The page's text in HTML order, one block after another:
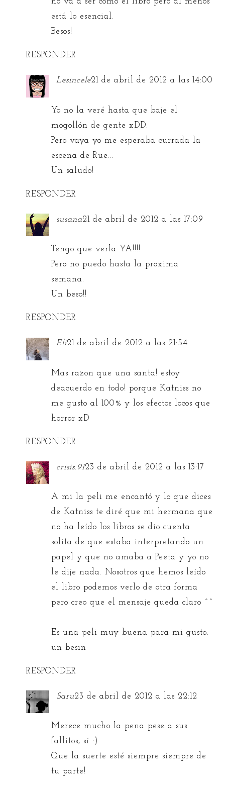
está lo esencial.
Besos!
RESPONDER
Lesincele21 de abril de 2012 a las 14:00
Yo no la veré hasta que baje el
mogollón de gente xDD.
Pero vaya yo me esperaba currada la
escena de Rue...
Un saludo!
RESPONDER
susana21 de abril de 2012 a las 17:09
Tengo que verla YA!!!!
Pero no puedo hasta la proxima
semana.
Un beso!!
RESPONDER
Eli21 de abril de 2012 a las 21:54
Mas razon que una santa! estoy
deacuerdo en todo! porque Katniss no
me gusto al 100% y los efectos locos que
horror xD
RESPONDER
crisis.9123 de abril de 2012 a las 13:17
A mi la peli me encantó y lo que dices
de Katniss te diré que mi hermana que
no ha leído los libros se dio cuenta
solita de que estaba interpretando un
papel y que no amaba a Peeta y yo no
le dije nada. Nosotros que hemos leído
el libro podemos verlo de otra forma
pero creo que el mensaje queda claro ^^
Es una peli muy buena para mi gusto.
un besin
RESPONDER
Saru23 de abril de 2012 a las 22:12
Merece mucho la pena pese a sus
fallitos, sí :)
Que la suerte esté siempre siempre de
tu parte!